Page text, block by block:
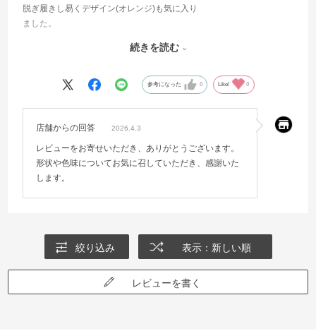
脱ぎ履きし易くデザイン(オレンジ)も気に入り
ました。
より硬めですね。私はサイズ通常の25.5で手に入れましたが、履く時
26.0だったかなと若干後悔、履いてしまえばちょうどいいんです
続きを読む
参考になった 0 Like! 0
店舗からの回答 2026.4.3
レビューをお寄せいただき、ありがとうございます。
形状や色味についてお気に召していただき、感謝いた
します。
絞り込み 表示：新しい順
レビューを書く